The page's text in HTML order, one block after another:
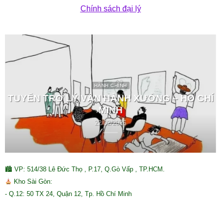
Chính sách đại lý
HÀNH CHÍNH
TUYỂN TRỢ LÝ VẬN HÀNH XƯỞNG – HỒ CHÍ
MINH
22/02/2026
🏙 VP: 514/38 Lê Đức Thọ , P.17, Q.Gò Vấp , TP.HCM.
Kho Sài Gòn:
- Q.12: 50 TX 24, Quận 12, Tp. Hồ Chí Minh